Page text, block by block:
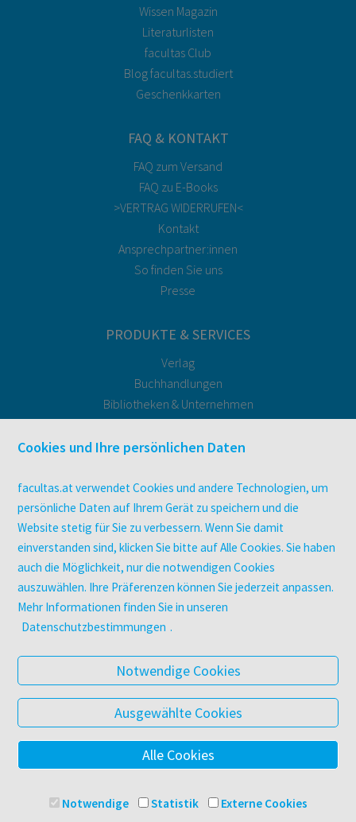
Wissen Magazin
Literaturlisten
facultas Club
Blog facultas.studiert
Geschenkkarten
FAQ & KONTAKT
FAQ zum Versand
FAQ zu E-Books
>VERTRAG WIDERRUFEN<
Kontakt
Ansprechpartner:innen
So finden Sie uns
Presse
PRODUKTE & SERVICES
Verlag
Buchhandlungen
Bibliotheken & Unternehmen
Druckerei facultas druckt.
Zeitschriften
Digitale Angebote
UNTERNEHMEN
Über facultas
facultas Kooperationen
Arbeiten bei facultas
Datenschutz & Cookies
AGB
Barrierefreiheit
© 2025 Facultas Verlags- und Buchhandels AG
Cookies und Ihre persönlichen Daten
facultas.at verwendet Cookies und andere Technologien, um
persönliche Daten auf Ihrem Gerät zu speichern und die
Website stetig für Sie zu verbessern. Wenn Sie damit
einverstanden sind, klicken Sie bitte auf Alle Cookies. Sie haben
auch die Möglichkeit, nur die notwendigen Cookies
auszuwählen. Ihre Präferenzen können Sie jederzeit anpassen.
Mehr Informationen finden Sie in unseren
Datenschutzbestimmungen .
Notwendige Cookies
Ausgewählte Cookies
Alle Cookies
Notwendige Statistik Externe Cookies